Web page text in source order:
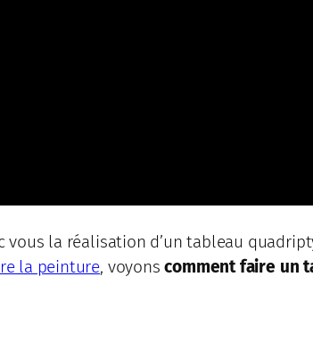
vous la réalisation d’un tableau
la peinture, voyons comment faire un